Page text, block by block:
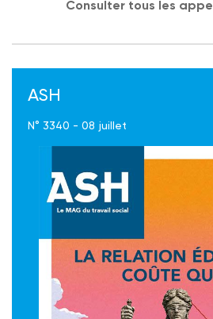
Consulter tous les
ASH
N° 3340 - 08 juillet